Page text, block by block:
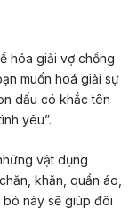
hóa giải vợ chồng
muốn hoá giải sự
dấu có khắc tên
yêu”.
vật dụng
khăn, quần áo,
này sẽ giúp đôi